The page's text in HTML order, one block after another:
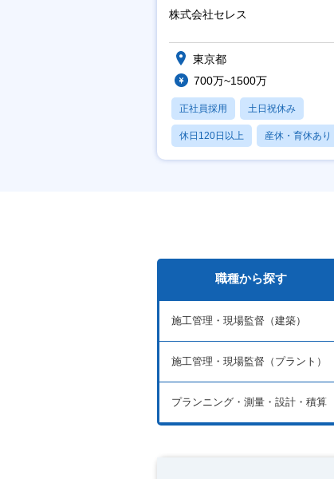
株式会社セレス
東京都
700万~1500万
正社員採用 土日祝休み
休日120日以上 産休・育休あり
賞与あり
職種から探す
施工管理・現場監督（建築）
施工管理・現場監督（プラント）
プランニング・測量・設計・積算